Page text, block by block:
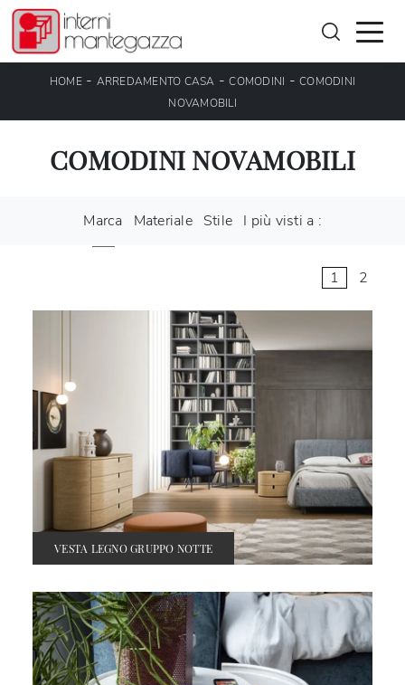
HOME- ARREDAMENTO CASA -COMODINI -COMODINI
NOVAMOBILI
COMODINI NOVAMOBILI
Marca Materiale Stile I più visti a :
1 2
VESTA LEGNO GRUPPO NOTTE